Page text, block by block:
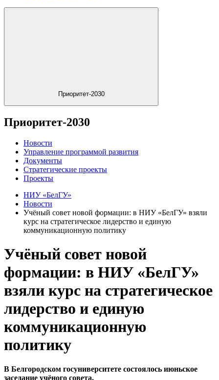
Приоритет-2030
Приоритет-2030
Новости
Управление программой развития
Документы
Стратегические проекты
Проекты
НИУ «БелГУ»
Новости
Учёный совет новой формации: в НИУ «БелГУ» взяли
курс на стратегическое лидерство и единую
коммуникационную политику
Учёный совет новой
формации: в НИУ «БелГУ»
взяли курс на стратегическое
лидерство и единую
коммуникационную
политику
В Белгородском госуниверситете состоялось июньское
заседание учёного совета.